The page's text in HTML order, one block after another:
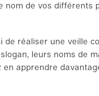
nom de vos
de réaliser une veille
leurs noms de
apprendre